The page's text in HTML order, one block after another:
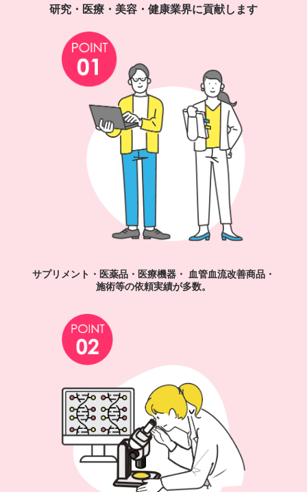
研究・医療・美容・健康業界に貢献します
サプリメント・医薬品・医療機器・ 血管血流改善商品・
施術等の依頼実績が多数。